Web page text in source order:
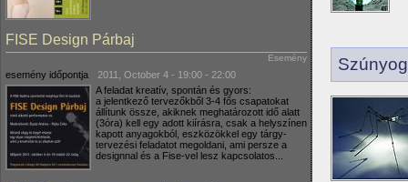
FISE Design Párbaj
Esemény
esemény időpontja 2011, October 4 - 19:00 - 22:00
A feladat kreatív, spontán és gyors:
a jelentkező tervezőkből 3-4 fős csapatokat
állítunk össze, akiknek meghatározott idő alatt
(3óra) kell egy adott kiírásra, csak a helyszínen
kapott anyagokból, eszközökkel egy tárgy-
tervezési feladatot megoldani, ami persze a
designnal és a Fise-vel lesz kapcsolatos...
Szúnyog